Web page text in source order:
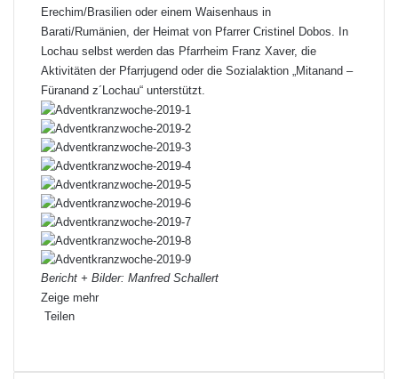
Erechim/Brasilien oder einem Waisenhaus in
Barati/Rumänien, der Heimat von Pfarrer Cristinel Dobos. In
Lochau selbst werden das Pfarrheim Franz Xaver, die
Aktivitäten der Pfarrjugend oder die Sozialaktion „Mitanand –
Füranand z´Lochau“ unterstützt.
Bericht + Bilder: Manfred Schallert
Zeige mehr
Teilen
E-